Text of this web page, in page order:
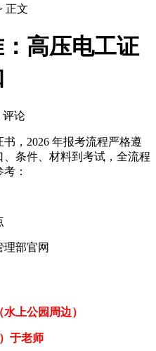
正文
高压电工证
评论
，2026 年报考流程严格遵
条件、材料到考试，全流程
：
部官网
上公园周边）
于老师